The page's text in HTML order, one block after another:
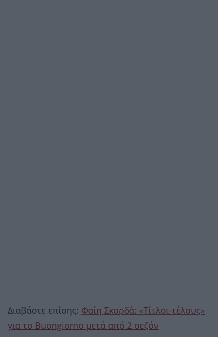
Διαβάστε επίσης: Φαίη Σκορδά: «Τίτλοι-τέλους»
για το Buongiorno μετά από 2 σεζόν